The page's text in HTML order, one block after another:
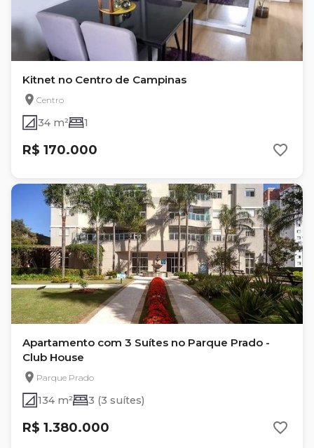
Kitnet no Centro de Campinas
Centro
34 m² 1
R$ 170.000
Apartamento com 3 Suítes no Parque Prado -
Club House
Parque Prado
134 m² 3 (3 suítes)
R$ 1.380.000